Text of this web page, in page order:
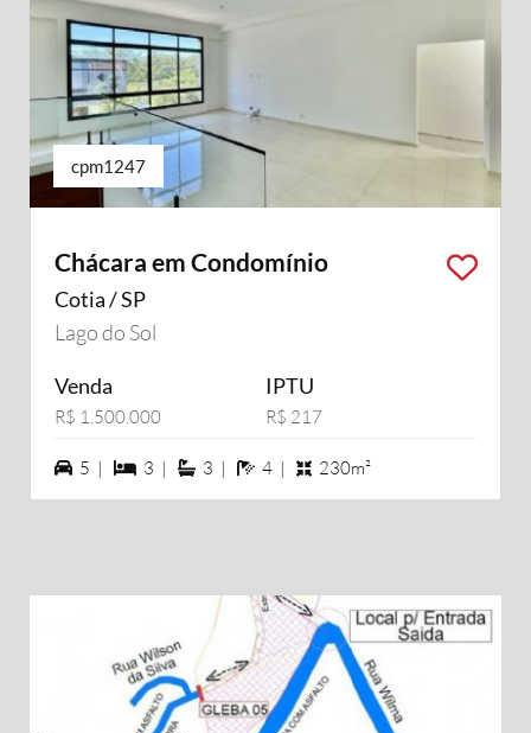
cpm1247
Chácara em Condomínio
Cotia / SP
Lago do Sol
Venda
R$ 1.500.000
IPTU
R$ 217
5 vagas na garagem
5 | 3 dormiórios
3 | 3 suítes
3 | 4 banheiros
4 | 230m²